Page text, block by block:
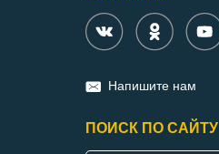
Напишите нам
ПОИСК ПО САЙТУ